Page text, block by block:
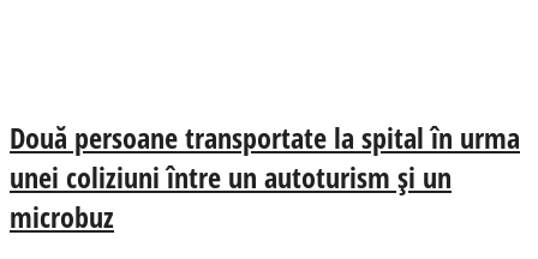
Două persoane transportate la spital în urma
unei coliziuni între un autoturism și un
microbuz